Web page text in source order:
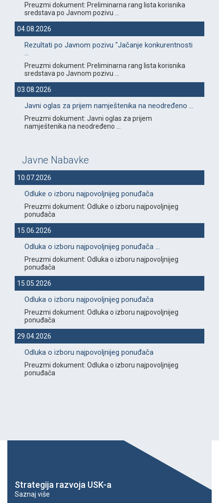
Preuzmi dokument: Preliminarna rang lista korisnika
sredstava po Javnom pozivu ...
04.08.2026
Rezultati po Javnom pozivu "Jačanje konkurentnosti
...
Preuzmi dokument: Preliminarna rang lista korisnika
sredstava po Javnom pozivu ...
03.08.2026
Javni oglas za prijem namještenika na neodređeno ...
Preuzmi dokument: Javni oglas za prijem
namještenika na neodređeno ...
Javne Nabavke
10.07.2026
Odluke o izboru najpovoljnijeg ponuđača
Preuzmi dokument: Odluke o izboru najpovoljnijeg
ponuđača
15.06.2026
Odluka o izboru najpovoljnijeg ponuđača ...
Preuzmi dokument: Odluka o izboru najpovoljnijeg
ponuđača
15.05.2026
Odluka o izboru najpovoljnijeg ponuđača
Preuzmi dokument: Odluka o izboru najpovoljnijeg
ponuđača
29.04.2026
Odluka o izboru najpovoljnijeg ponuđača
Preuzmi dokument: Odluka o izboru najpovoljnijeg
ponuđača
Strategija razvoja USK-a
Saznaj više